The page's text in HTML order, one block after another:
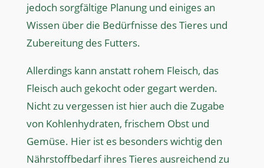
jedoch sorgfältige Planung und einiges an
Wissen über die Bedürfnisse des Tieres und
Zubereitung des Futters.
Allerdings kann anstatt rohem Fleisch, das
Fleisch auch gekocht oder gegart werden.
Nicht zu vergessen ist hier auch die Zugabe
von Kohlenhydraten, frischem Obst und
Gemüse. Hier ist es besonders wichtig den
Nährstoffbedarf ihres Tieres ausreichend zu